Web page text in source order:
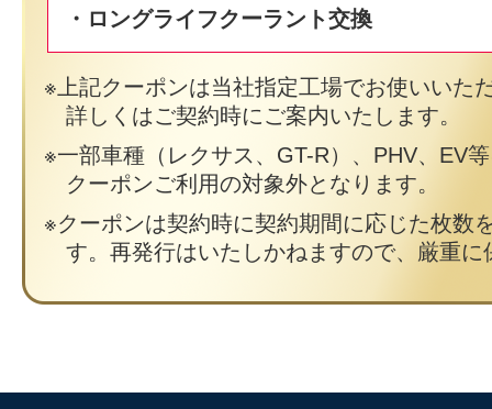
・ロングライフクーラント交換
上記クーポンは当社指定工場でお使いいた
詳しくはご契約時にご案内いたします。
一部車種（レクサス、GT-R）、PHV、EV
クーポンご利用の対象外となります。
クーポンは契約時に契約期間に応じた枚数
す。再発行はいたしかねますので、厳重に